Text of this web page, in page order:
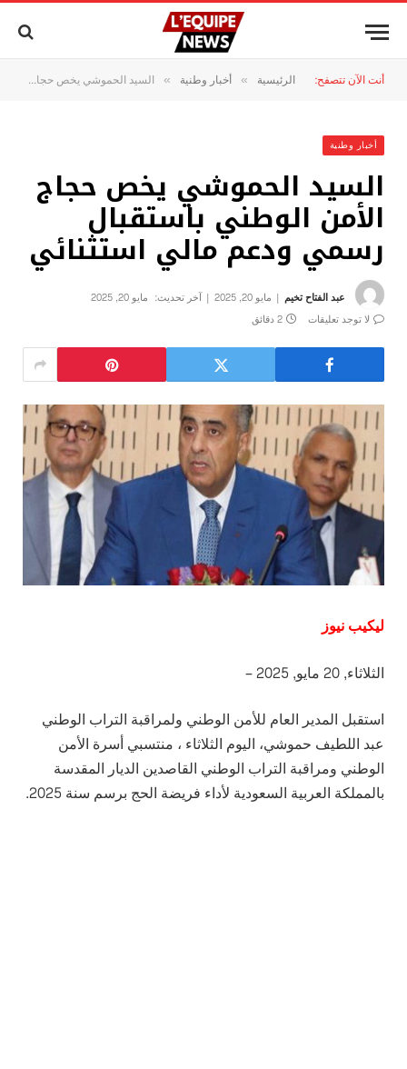
أنت الآن تتصفح: الرئيسية » أخبار وطنية » السيد الحموشي يخص حجاج الأمن الوطني باستقبال رسمي ودعم مالي استثنائي
أخبار وطنية
السيد الحموشي يخص حجاج
الأمن الوطني باستقبال
رسمي ودعم مالي استثنائي
عبد الفتاح تخيم مايو 20, 2025 آخر تحديث: مايو 20, 2025
لا توجد تعليقات
2 دقائق
ليكيب نيوز
الثلاثاء, 20 مايو, 2025 –
استقبل المدير العام للأمن الوطني ولمراقبة التراب الوطني
عبد اللطيف حموشي، اليوم الثلاثاء ، منتسبي أسرة الأمن
الوطني ومراقبة التراب الوطني القاصدين الديار المقدسة
بالمملكة العربية السعودية لأداء فريضة الحج برسم سنة 2025.